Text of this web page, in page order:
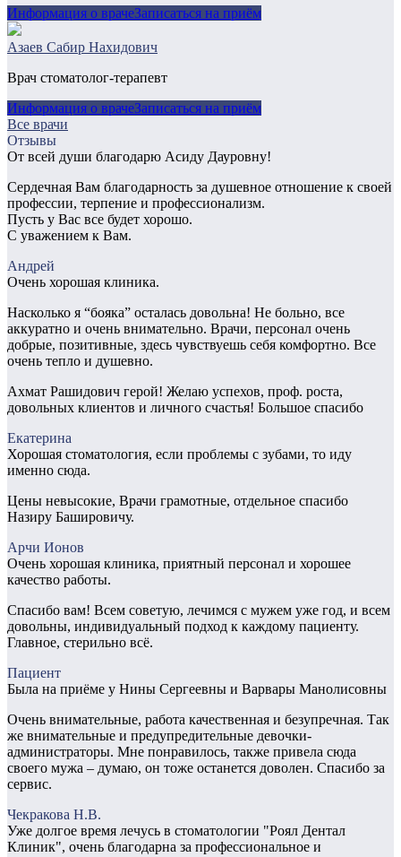
Информация о врачеЗаписаться на приём
Азаев Сабир Нахидович
Врач стоматолог-терапевт
Информация о врачеЗаписаться на приём
Все врачи
Отзывы
От всей души благодарю Асиду Дауровну!
Сердечная Вам благодарность за душевное отношение к своей
профессии, терпение и профессионализм.
Пусть у Вас все будет хорошо.
С уважением к Вам.
Андрей
Очень хорошая клиника.
Насколько я “бояка” осталась довольна! Не больно, все
аккуратно и очень внимательно. Врачи, персонал очень
добрые, позитивные, здесь чувствуешь себя комфортно. Все
очень тепло и душевно.
Ахмат Рашидович герой! Желаю успехов, проф. роста,
довольных клиентов и личного счастья! Большое спасибо
Екатерина
Хорошая стоматология, если проблемы с зубами, то иду
именно сюда.
Цены невысокие, Врачи грамотные, отдельное спасибо
Назиру Башировичу.
Арчи Ионов
Очень хорошая клиника, приятный персонал и хорошее
качество работы.
Спасибо вам! Всем советую, лечимся с мужем уже год, и всем
довольны, индивидуальный подход к каждому пациенту.
Главное, стерильно всё.
Пациент
Была на приёме у Нины Сергеевны и Варвары Манолисовны
Очень внимательные, работа качественная и безупречная. Так
же внимательные и предупредительные девочки-
администраторы. Мне понравилось, также привела сюда
своего мужа – думаю, он тоже останется доволен. Спасибо за
сервис.
Чекракова Н.В.
Уже долгое время лечусь в стоматологии "Роял Дентал
Клиник", очень благодарна за профессиональное и